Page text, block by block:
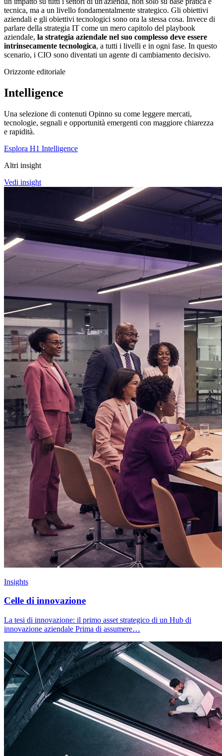
tecnica, ma a un livello fondamentalmente strategico. Gli obiettivi
aziendali e gli obiettivi tecnologici sono ora la stessa cosa. Invece di
parlare della strategia IT come un mero capitolo del playbook
aziendale, la strategia aziendale nel suo complesso deve essere
intrinsecamente tecnologica, a tutti i livelli e in ogni fase. In questo
scenario, i CIO sono diventati un agente di cambiamento decisivo.
Orizzonte editoriale
Intelligence
Una selezione di contenuti Opinno su come leggere mercati,
tecnologie, segnali e opportunità emergenti con maggiore chiarezza
e rapidità.
Esplora H1 Intelligence
Altri insight
Vedi insight
Insights
Celle di innovazione
La tesi di innovazione: il primo asset strategico di un Hub di
innovazione aziendale Prima di assumere…